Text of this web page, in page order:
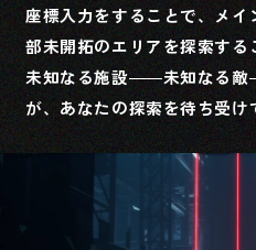
座標入力をすることで、メ
部未開拓のエリアを探索する
未知なる施設――未知なる
が、あなたの探索を待ち受け